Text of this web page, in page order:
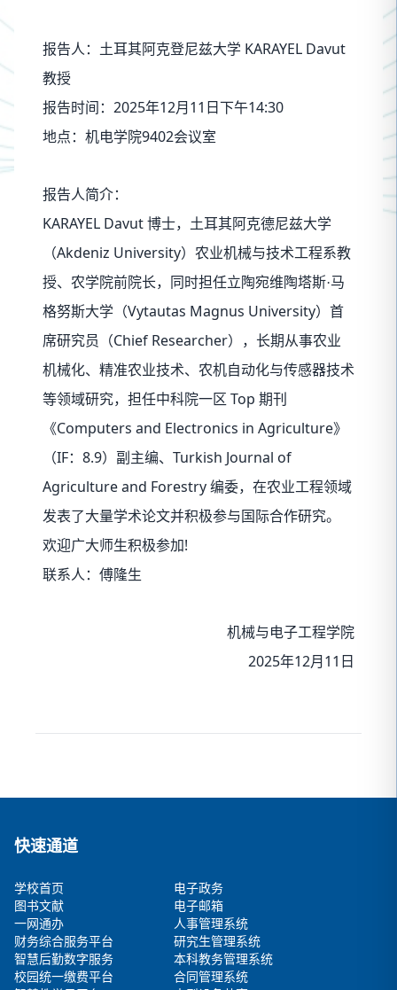
报告人：土耳其阿克登尼兹大学 KARAYEL Davut
教授
报告时间： 2025年12月 11 日下午14:30
地点：机电学院9402会议室
报告人简介：
KARAYEL Davut 博士，土耳其阿克德尼兹大学
（Akdeniz University）农业机械与技术工程系教
授、农学院前院长，同时担任立陶宛维陶塔斯·马
格努斯大学（Vytautas Magnus University）首
席研究员（Chief Researcher），长期从事农业
机械化、精准农业技术、农机自动化与传感器技术
等领域研究，担任中科院一区 Top 期刊
《Computers and Electronics in Agriculture》
（IF： 8.9）副主编、 Turkish Journal of
Agriculture and Forestry 编委，在农业工程领域
发表了大量学术论文并积极参与国际合作研究。
欢迎广大师生积极参加!
联系人：傅隆生
机械与电子工程学院
2025年12月 11 日
快速通道
学校首页
电子政务
图书文献
电子邮箱
一网通办
人事管理系统
财务综合服务平台
研究生管理系统
智慧后勤数字服务
本科教务管理系统
校园统一缴费平台
合同管理系统